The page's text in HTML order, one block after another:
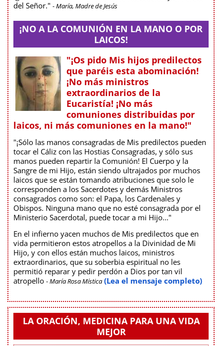
del Señor." - María, Madre de Jesús
¡NO A LA COMUNIÓN EN LA MANO O POR
LAICOS!
"¡Os pido Mis hijos predilectos
que paréis esta abominación!
¡No más ministros
extraordinarios de la
Eucaristía! ¡No más
comuniones distribuidas por
laicos, ni más comuniones en la mano!"
"¡Sólo las manos consagradas de Mis predilectos pueden
tocar el Cáliz con las Hostias Consagradas, y sólo sus
manos pueden repartir la Comunión! El Cuerpo y la
Sangre de mi Hijo, están siendo ultrajados por muchos
laicos que se están tomando atribuciones que solo le
corresponden a los Sacerdotes y demás Ministros
consagrados como son: el Papa, los Cardenales y
Obispos. Ninguna mano que no esté consagrada por el
Ministerio Sacerdotal, puede tocar a mi Hijo..."
En el infierno yacen muchos de Mis predilectos que en
vida permitieron estos atropellos a la Divinidad de Mi
Hijo, y con ellos están muchos laicos, ministros
extraordinarios, que su soberbia espiritual no les
permitió reparar y pedir perdón a Dios por tan vil
atropello - María Rosa Mística (Lea el mensaje completo)
LA ORACIÓN, MEDICINA PARA UNA VIDA
MEJOR